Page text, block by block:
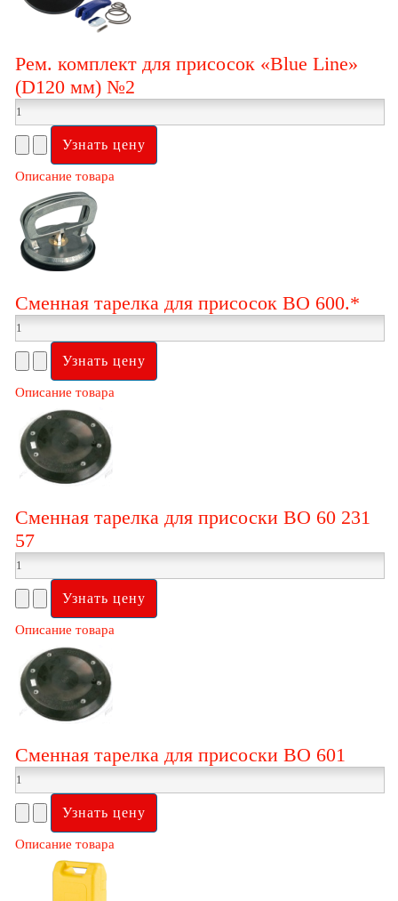
Рем. комплект для присосок «Blue Line»
(D120 мм) №2
Описание товара
Сменная тарелка для присосoк ВО 600.*
Описание товара
Сменная тарелка для присоски ВО 60 231
57
Описание товара
Сменная тарелка для присоски ВО 601
Описание товара